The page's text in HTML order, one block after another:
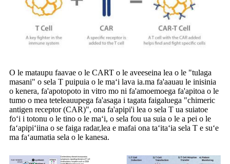
O le mataupu faavae o le CART o le aveeseina lea o le "tulaga
masani" o sela T puipuia o le maʻi lava ia.ma fa'aauau le inisinia
o kenera, fa'apotopoto in vitro mo ni fa'amoemoega fa'apitoa o le
tumo o mea teteleauupega fa'asaga i tagata faigaluega "chimeric
antigen receptor (CAR)", ona fa'apipi'i lea o sela T ua suiatoe
foʻi i totonu o le tino o le maʻi, o sela fou ua suia o le a pei o le
faʻapipiʻiina o se faiga radar,lea e mafai ona taʻitaʻia sela T e suʻe
ma faʻaumatia sela o le kanesa.